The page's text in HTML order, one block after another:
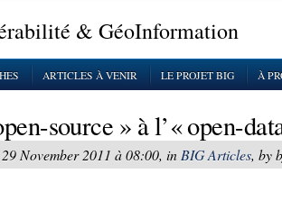
& GéoInformation
ARTICLES À VENIR LE PROJET BIG À
source » à l’« open-
November 2011 à 08:00, in BIG Articles, by